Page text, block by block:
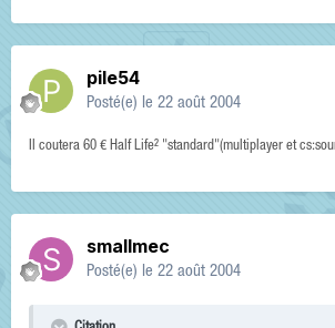
pile54
Posté(e) le 22 août 2004
Il coutera 60 € Half Life² "standard"(multiplayer et
smallmec
Posté(e) le 22 août 2004